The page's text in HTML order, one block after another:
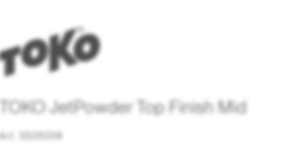
TOKO JetPowder Top Finish Mid
Art. 5505018